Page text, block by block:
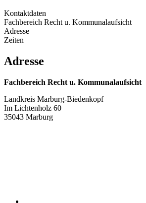
Kontaktdaten
Fachbereich Recht u. Kommunalaufsicht
Adresse
Zeiten
Adresse
Fachbereich Recht u. Kommunalaufsicht
Landkreis Marburg-Biedenkopf
Im Lichtenholz 60
35043 Marburg